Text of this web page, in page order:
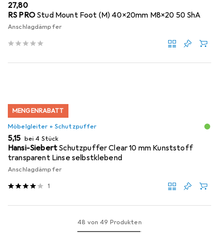
EUR
27,80
RS PRO Stud Mount Foot (M) 40x20mm M8x20 50 ShA
Anschlagdämpfer
MENGENRABATT
Möbelgleiter + Schutzpuffer
EUR
5,15 bei 4 Stück
Hansi-Siebert Schutzpuffer Clear 10 mm Kunststoff
transparent Linse selbstklebend
Anschlagdämpfer
1
48 von 49 Produkten